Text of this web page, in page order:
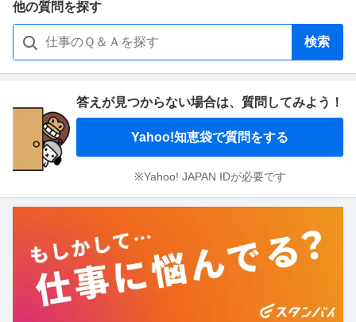
他の質問を探す
検索
答えが見つからない場合は、 質問してみよう！
Yahoo!知恵袋で質問をする
※Yahoo! JAPAN IDが必要です